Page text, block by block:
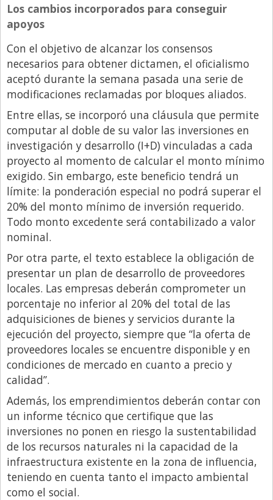
Los cambios incorporados para conseguir
apoyos
Con el objetivo de alcanzar los consensos
necesarios para obtener dictamen, el oficialismo
aceptó durante la semana pasada una serie de
modificaciones reclamadas por bloques aliados.
Entre ellas, se incorporó una cláusula que permite
computar al doble de su valor las inversiones en
investigación y desarrollo (I+D) vinculadas a cada
proyecto al momento de calcular el monto mínimo
exigido. Sin embargo, este beneficio tendrá un
límite: la ponderación especial no podrá superar el
20% del monto mínimo de inversión requerido.
Todo monto excedente será contabilizado a valor
nominal.
Por otra parte, el texto establece la obligación de
presentar un plan de desarrollo de proveedores
locales. Las empresas deberán comprometer un
porcentaje no inferior al 20% del total de las
adquisiciones de bienes y servicios durante la
ejecución del proyecto, siempre que “la oferta de
proveedores locales se encuentre disponible y en
condiciones de mercado en cuanto a precio y
calidad”.
Además, los emprendimientos deberán contar con
un informe técnico que certifique que las
inversiones no ponen en riesgo la sustentabilidad
de los recursos naturales ni la capacidad de la
infraestructura existente en la zona de influencia,
teniendo en cuenta tanto el impacto ambiental
como el social.